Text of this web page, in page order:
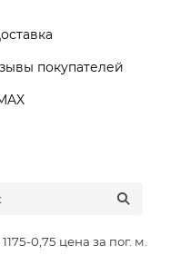
покупателей
0,75 цена за пог. м.